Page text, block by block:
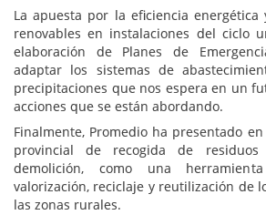
La apuesta por la eficiencia
renovables en instalaciones del ciclo
elaboración de Planes de
adaptar los sistemas de
precipitaciones que nos espera en un
acciones que se están abordando.
Finalmente, Promedio ha presentado
provincial de recogida de
demolición, como una
valorización, reciclaje y reutilización de
las zonas rurales.